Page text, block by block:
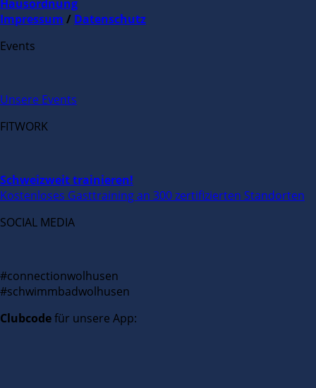
Hausordnung
Impressum / Datenschutz
Events
Unsere Events
FITWORK
Schweizweit trainieren!
Kostenloses Gasttraining an 300 zertifizierten Standorten
SOCIAL MEDIA
#connectionwolhusen
#schwimmbadwolhusen
Clubcodefür unsere App: